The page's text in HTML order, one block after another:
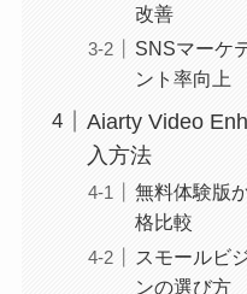
改善
SNSマーケ
ント率向上
Aiarty Video
入方法
無料体験版
格比較
スモールビ
ンの選び方